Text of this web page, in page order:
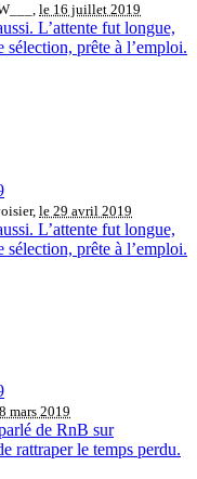
le 16 juillet 2019
L’attente fut longue,
prête à l’emploi.
le 29 avril 2019
L’attente fut longue,
prête à l’emploi.
mars 2019
de RnB sur
rattraper le temps perdu.